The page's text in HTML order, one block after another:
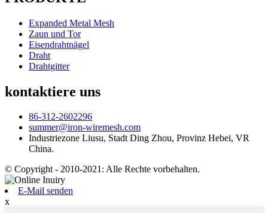
Expanded Metal Mesh
Zaun und Tor
Eisendrahtnägel
Draht
Drahtgitter
kontaktiere uns
86-312-2602296
summer@iron-wiremesh.com
Industriezone Liusu, Stadt Ding Zhou, Provinz Hebei, VR
China.
© Copyright - 2010-2021: Alle Rechte vorbehalten.
E-Mail senden
x